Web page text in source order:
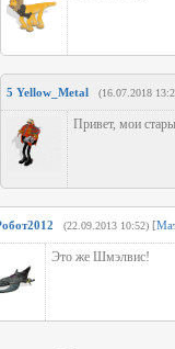
5 Yellow_Metal (16.07.2018
Привет, мои
(22.09.2013 10:52) [
Это же Шмэлвис!